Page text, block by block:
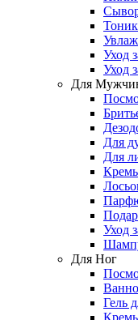
Уход
Уход
Для
Для
Для
Уход
Для Ног
Гель